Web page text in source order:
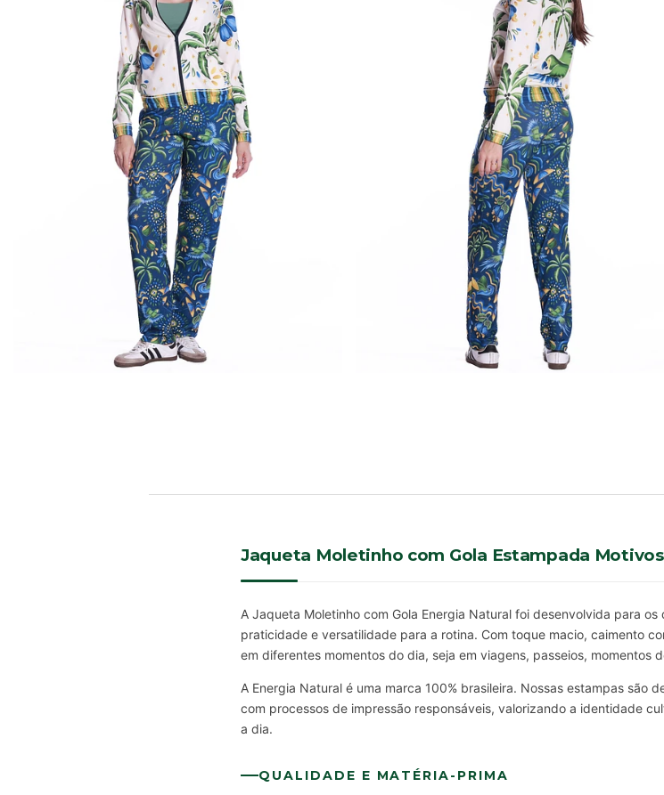
Jaqueta Moletinho com Gola Estampada
A Jaqueta Moletinho com Gola Energia Natural foi desenvolvida para
praticidade e versatilidade para a rotina. Com toque macio, caimento
em diferentes momentos do dia, seja em viagens, passeios, momentos
A Energia Natural é uma marca 100% brasileira. Nossas estampas são
com processos de impressão responsáveis, valorizando a identidade
a dia.
QUALIDADE E MATÉRIA-PRIMA